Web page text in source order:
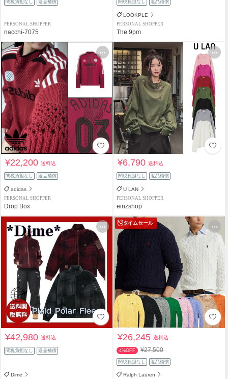
関税負担なし 返品補償
PERSONAL SHOPPER
nacchi-7075
関税負担なし 返品補償
LOOKPLE
PERSONAL SHOPPER
The 9pm
¥22,200送料込
関税負担なし 返品補償
adidas
PERSONAL SHOPPER
Drop Box
¥6,790送料込
関税負担なし 返品補償
U LAN
PERSONAL SHOPPER
einzshop
¥42,980送料込
関税負担なし 返品補償
Dime
タイムセール
¥26,245送料込
4%OFF ¥27,500
関税負担なし 返品補償
Ralph Lauren